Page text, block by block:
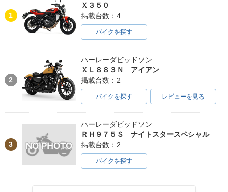
1984年 FXST Softa
il Standard
1
Ｘ３５０
掲載台数：4
バイクを探す
2
ハーレーダビッドソン
ＸＬ８８３Ｎ アイアン
掲載台数：2
バイクを探す レビューを見る
3
ハーレーダビッドソン
ＲＨ９７５Ｓ ナイトスタースペシャル
掲載台数：2
バイクを探す